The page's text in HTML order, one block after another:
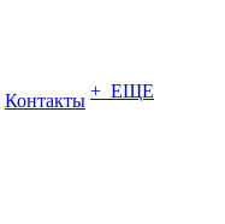
Контакты + ЕЩЕ